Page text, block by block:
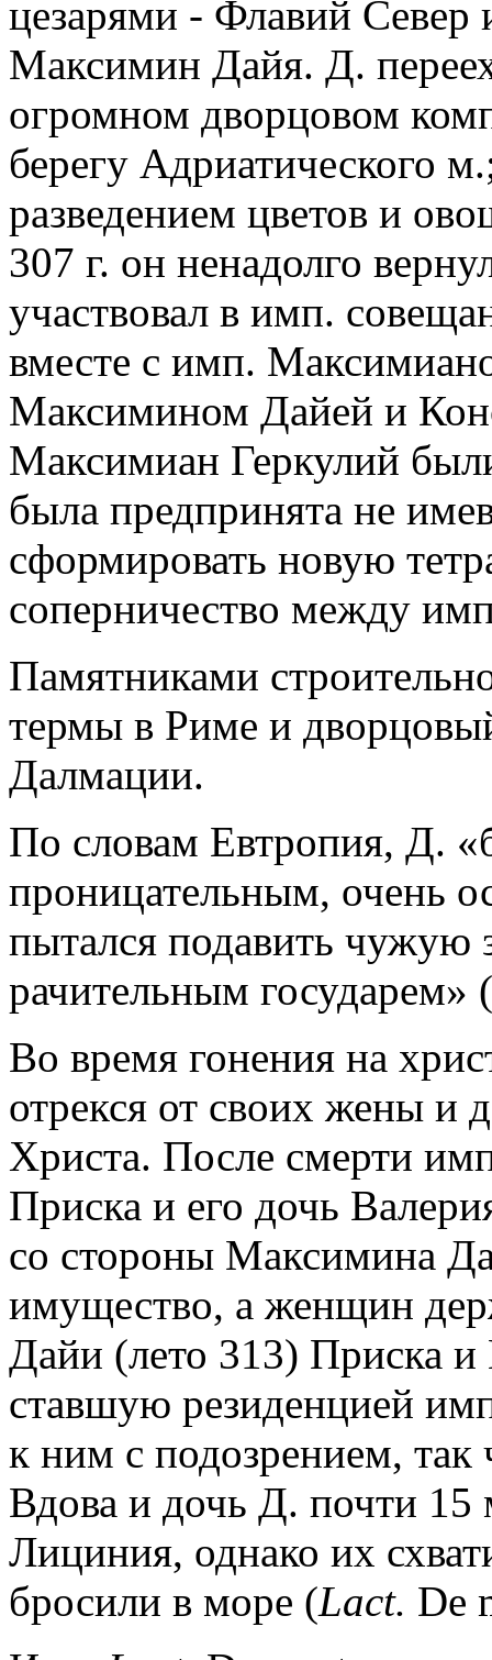
цезарями - Флавий Север
Максимин Дайя. Д.
огромном дворцовом
берегу Адриатического
разведением цветов и
307 г. он ненадолго
участвовал в имп.
вместе с имп.
Максимином Дайей и
Максимиан Геркулий
была предпринята не
сформировать новую
соперничество между
Памятниками
термы в Риме и
Далмации.
По словам Евтропия, Д.
проницательным, очень
пытался подавить
рачительным государем» (
Во время гонения на
отрекся от своих жены и
Христа. После смерти
Приска и его дочь
со стороны Максимина
имущество, а женщин
Дайи (лето 313) Приска
ставшую резиденцией
к ним с подозрением,
Вдова и дочь Д. почти 15
Лициния, однако их
бросили в море (Lact. De